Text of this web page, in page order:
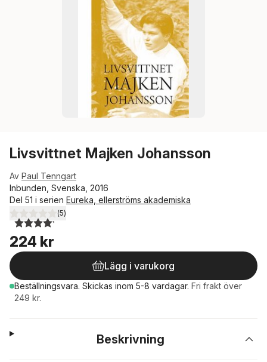
Livsvittnet Majken Johansson
Av Paul Tenngart
Inbunden, Svenska, 2016
Del 51 i serien Eureka, ellerströms akademiska
4,2utav 5 stjärnor. Totalt antal röster:
(5)
224 kr
Lägg i varukorg
Beställningsvara. Skickas inom 5-8 vardagar. Fri frakt över
249 kr.
Beskrivning